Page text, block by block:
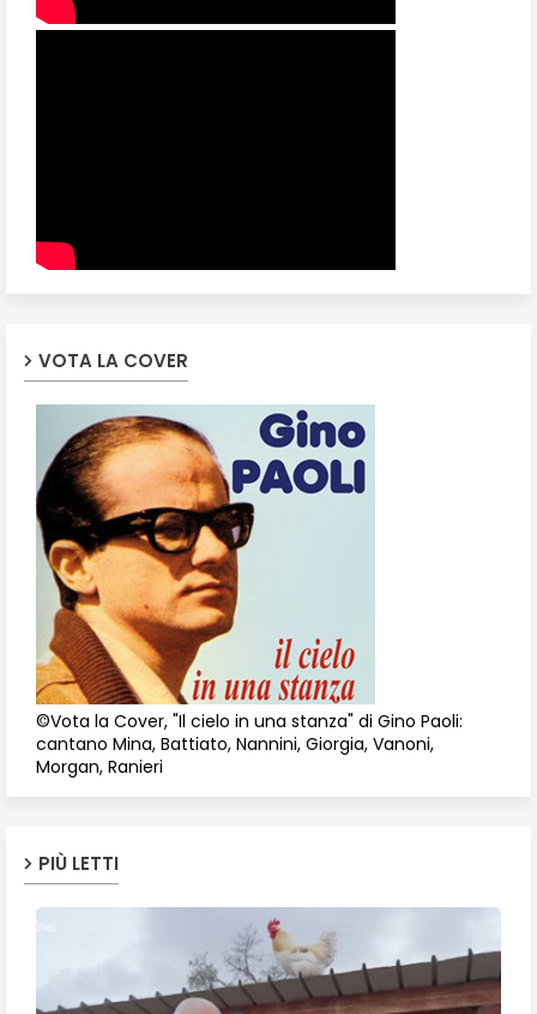
VOTA LA COVER
©Vota la Cover, "Il cielo in una stanza" di Gino Paoli:
cantano Mina, Battiato, Nannini, Giorgia, Vanoni,
Morgan, Ranieri
PIÙ LETTI